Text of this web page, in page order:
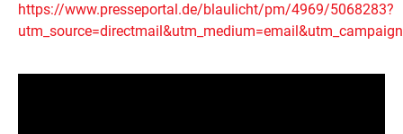
https://www.presseportal.de/blaulicht/pm/4969/5068283?